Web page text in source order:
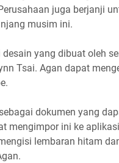
juga berjanji
musim ini.
yang dibuat oleh
Tsai. Agan dapat
dokumen yang
mengimpor ini ke
lembaran hitam